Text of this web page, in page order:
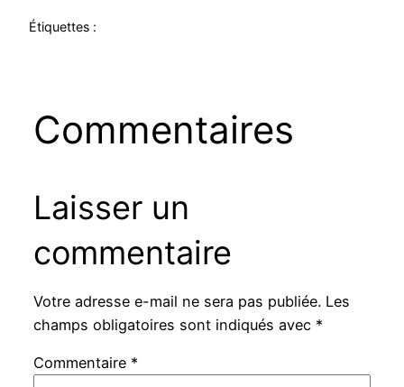
Étiquettes :
Commentaires
Laisser un
commentaire
Votre adresse e-mail ne sera pas publiée. Les
champs obligatoires sont indiqués avec *
Commentaire *